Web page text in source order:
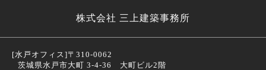
株式会社 三上建築事務所
[水戸オフィス]〒310-0062
茨城県水戸市大町 3-4-36 大町ビル2階